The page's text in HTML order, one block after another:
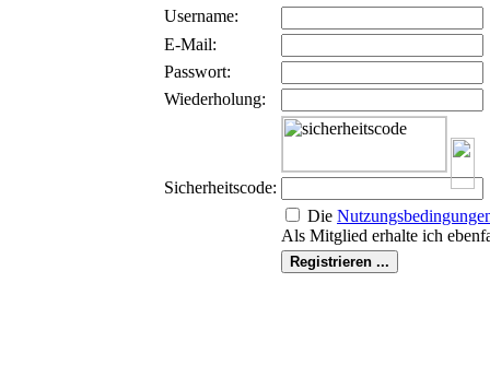
Username:
E-Mail:
Passwort:
Wiederholung:
Sicherheitscode:
Die
Als Mitglied erhalte ich